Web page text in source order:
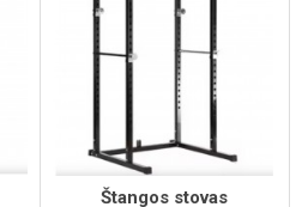
Štangos stovas